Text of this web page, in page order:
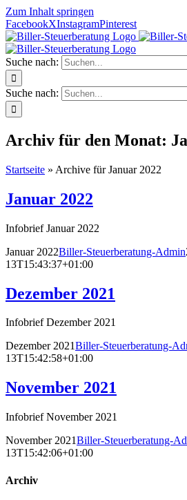
Zum Inhalt springen
FacebookXInstagramPinterest
Suche nach:
Suche nach:
Archiv für den Monat:
Startseite » Archive für Januar 2022
Januar 2022
Infobrief Januar 2022
Januar 2022Biller-Steuerberatung-Admin
13T15:43:37+01:00
Dezember 2021
Infobrief Dezember 2021
Dezember 2021Biller-Steuerberatung-
13T15:42:58+01:00
November 2021
Infobrief November 2021
November 2021Biller-Steuerberatung-
13T15:42:06+01:00
Archiv